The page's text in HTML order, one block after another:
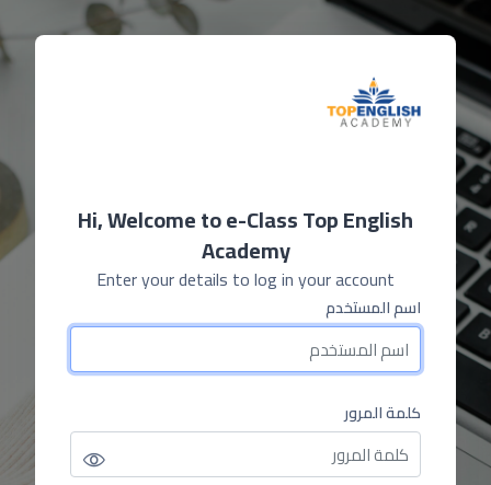
تخطى إلى المحتوى الرئيسي
Hi, Welcome to e-Class Top English
Academy
Enter your details to log in your account
اسم المستخدم
اسم المستخدم
كلمة المرور
كلمة المرور